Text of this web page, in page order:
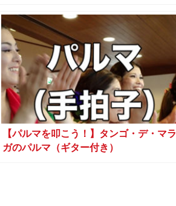
【パルマを叩こう！】タンゴ・デ・マラ
ガのパルマ（ギター付き）